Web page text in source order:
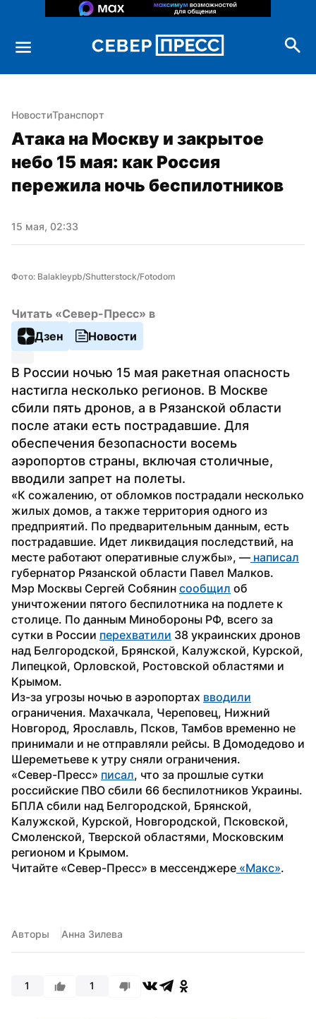
НовостиТранспорт
Атака на Москву и закрытое
небо 15 мая: как Россия
пережила ночь беспилотников
15 мая, 02:33
Фото: Balakleypb/Shutterstock/Fotodom
Читать «Север-Пресс» в
Дзен
Новости
В России ночью 15 мая ракетная опасность
настигла несколько регионов. В Москве
сбили пять дронов, а в Рязанской области
после атаки есть пострадавшие. Для
обеспечения безопасности восемь
аэропортов страны, включая столичные,
вводили запрет на полеты.
«К сожалению, от обломков пострадали несколько
жилых домов, а также территория одного из
предприятий. По предварительным данным, есть
пострадавшие. Идет ликвидация последствий, на
месте работают оперативные службы», — написал
губернатор Рязанской области Павел Малков.
Мэр Москвы Сергей Собянин сообщил об
уничтожении пятого беспилотника на подлете к
столице. По данным Минобороны РФ, всего за
сутки в России перехватили 38 украинских дронов
над Белгородской, Брянской, Калужской, Курской,
Липецкой, Орловской, Ростовской областями и
Крымом.
Из-за угрозы ночью в аэропортах вводили
ограничения. Махачкала, Череповец, Нижний
Новгород, Ярославль, Псков, Тамбов временно не
принимали и не отправляли рейсы. В Домодедово и
Шереметьеве к утру сняли ограничения.
«Север-Пресс» писал, что за прошлые сутки
российские ПВО сбили 66 беспилотников Украины.
БПЛА сбили над Белгородской, Брянской,
Калужской, Курской, Новгородской, Псковской,
Смоленской, Тверской областями, Московским
регионом и Крымом.
Читайте «Север-Пресс» в мессенджере «Макс».
Авторы Анна Зилева
1 1